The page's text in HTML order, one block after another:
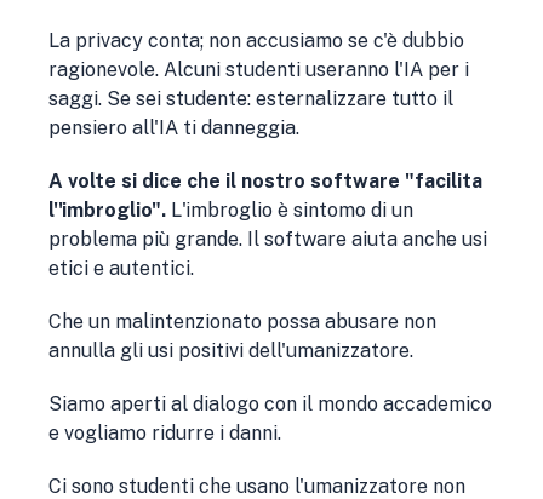
La privacy conta; non accusiamo se c'è dubbio
ragionevole. Alcuni studenti useranno l'IA per i
saggi. Se sei studente: esternalizzare tutto il
pensiero all'IA ti danneggia.
A volte si dice che il nostro software "facilita
l''imbroglio". L'imbroglio è sintomo di un
problema più grande. Il software aiuta anche usi
etici e autentici.
Che un malintenzionato possa abusare non
annulla gli usi positivi dell'umanizzatore.
Siamo aperti al dialogo con il mondo accademico
e vogliamo ridurre i danni.
Ci sono studenti che usano l'umanizzatore non